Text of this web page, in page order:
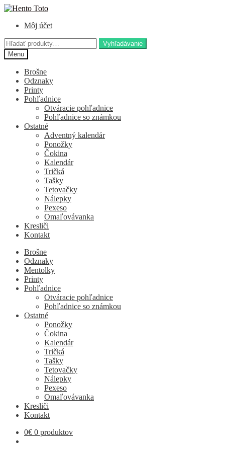
Preskočiť
navigáciu
Preskočiť
obsah
Môj účet
Hľadať:
Vyhľadávanie
Menu
Brošne
Odznaky
Printy
Pohľadnice
Otváracie pohľadnice
Pohľadnice so známkou
Ostatné
Adventný kalendár
Ponožky
Čokina
Kalendár
Tričká
Tašky
Tetovačky
Nálepky
Pexeso
Omaľovávanka
Kresliči
Kontakt
Brošne
Odznaky
Mentolky
Printy
Pohľadnice
Otváracie pohľadnice
Pohľadnice so známkou
Ostatné
Ponožky
Čokina
Kalendár
Tričká
Tašky
Tetovačky
Nálepky
Pexeso
Omaľovávanka
Kresliči
Kontakt
0€ 0 produktov